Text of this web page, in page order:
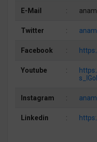
E-Mail :
Twitter :
Facebook :
Youtube :
Instagram :
Linkedin :